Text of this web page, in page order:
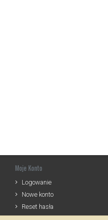
Moje Konto
Logowanie
Nowe konto
Reset hasła